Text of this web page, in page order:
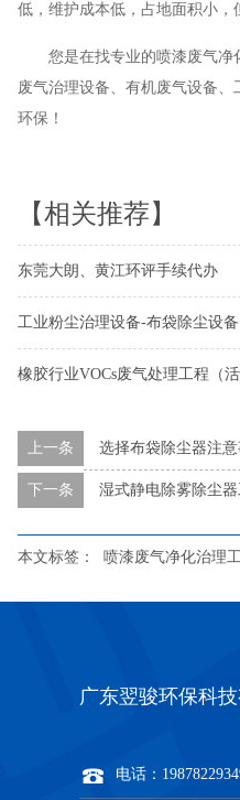
低，维护成本低，占地面积小，
您是在找专业的喷漆废气净
废气治理设备、有机废气设备
环保！
【相关推荐】
东莞大朗、黄江环评手续代办
工业粉尘治理设备-布袋除尘设备
橡胶行业VOCs废气处理工程（
上一条 选择布袋除尘器注意
下一条 湿式静电除雾除尘
本文标签： 喷漆废气净化治理
广东翌骏环保科技
电话：